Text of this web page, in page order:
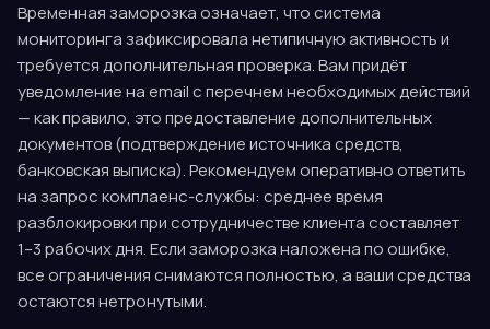
Временная заморозка означает, что система
мониторинга зафиксировала нетипичную активность и
требуется дополнительная проверка. Вам придёт
уведомление на email с перечнем необходимых действий
— как правило, это предоставление дополнительных
документов (подтверждение источника средств,
банковская выписка). Рекомендуем оперативно ответить
на запрос комплаенс-службы: среднее время
разблокировки при сотрудничестве клиента составляет
1–3 рабочих дня. Если заморозка наложена по ошибке,
все ограничения снимаются полностью, а ваши средства
остаются нетронутыми.